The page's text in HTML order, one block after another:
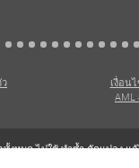
เงื่อน
AML
งหมด ไปใช้ ทำซ้ำ ดัดแปลง